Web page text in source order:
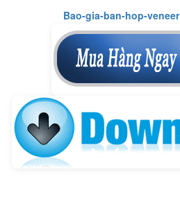
Bao-gia-ban-hop-veneer